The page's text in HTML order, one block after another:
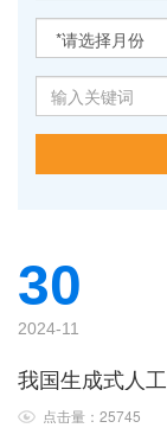
30
2024-11
我国生成式人
点击量：25745